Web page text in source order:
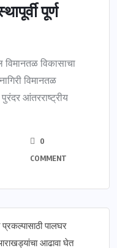
पूर्ण
विमानतळ विकासाचा
विमानतळ
आंतरराष्ट्रीय
0
COMMENT